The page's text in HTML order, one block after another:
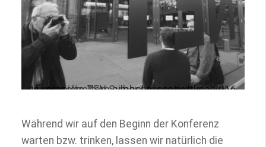
In verspiegeltem silber präsentiert sich das gespiegelte TEN Symbol der re:publica 2016.
Während wir auf den Beginn der Konferenz
warten bzw. trinken, lassen wir natürlich die